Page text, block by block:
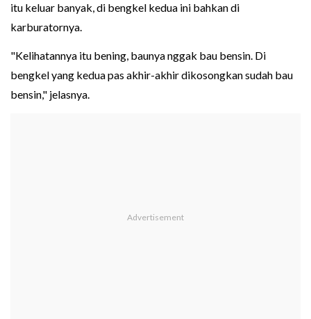
itu keluar banyak, di bengkel kedua ini bahkan di
karburatornya.
"Kelihatannya itu bening, baunya nggak bau bensin. Di
bengkel yang kedua pas akhir-akhir dikosongkan sudah bau
bensin," jelasnya.